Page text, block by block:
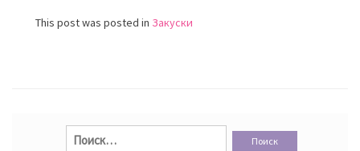
This post was posted in Закуски
Найти: